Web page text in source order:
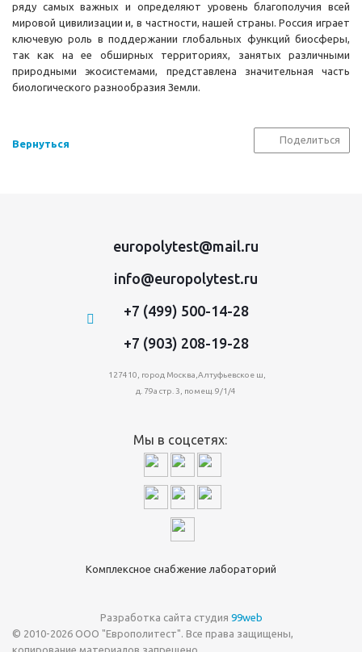
ряду самых важных и определяют уровень благополучия всей
мировой цивилизации и, в частности, нашей страны. Россия играет
ключевую роль в поддержании глобальных функций биосферы,
так как на ее обширных территориях, занятых различными
природными экосистемами, представлена значительная часть
биологического разнообразия Земли.
Вернуться Поделиться
europolytest@mail.ru
info@europolytest.ru
+7 (499) 500-14-28
+7 (903) 208-19-28
127410, город Москва,Алтуфьевское ш,
д. 79а стр. 3, помещ. 9/1/4
Мы в соцсетях:
Комплексное снабжение лабораторий
Разработка сайта студия 99web
© 2010-2026 ООО "Европолитест". Все права защищены,
копирование материалов запрещено.